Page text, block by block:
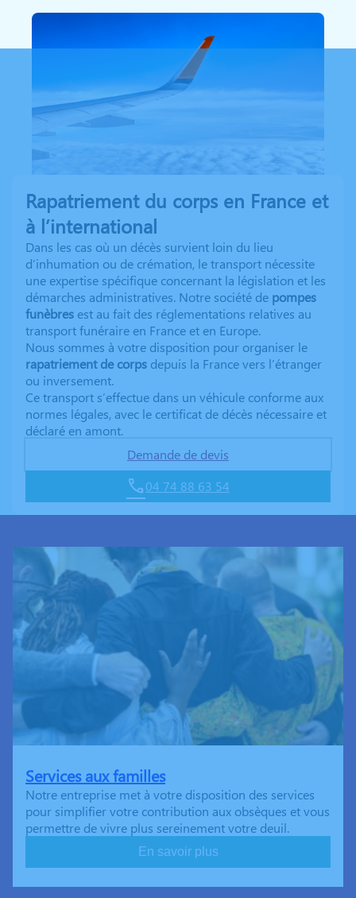
Rapatriement du corps en France et
à l’international
Dans les cas où un décès survient loin du lieu
d’inhumation ou de crémation, le transport nécessite
une expertise spécifique concernant la législation et les
démarches administratives. Notre société de pompes
funèbres est au fait des réglementations relatives au
transport funéraire en France et en Europe.
Nous sommes à votre disposition pour organiser le
rapatriement de corps depuis la France vers l’étranger
ou inversement.
Ce transport s’effectue dans un véhicule conforme aux
normes légales, avec le certificat de décès nécessaire et
déclaré en amont.
Demande de devis
04 74 88 63 54
Services aux familles
Notre entreprise met à votre disposition des services
pour simplifier votre contribution aux obsèques et vous
permettre de vivre plus sereinement votre deuil.
En savoir plus